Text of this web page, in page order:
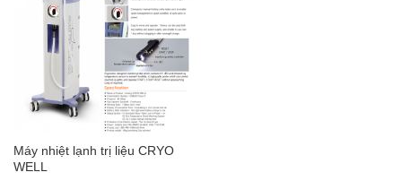
Máy nhiệt lạnh trị liệu CRYO
WELL